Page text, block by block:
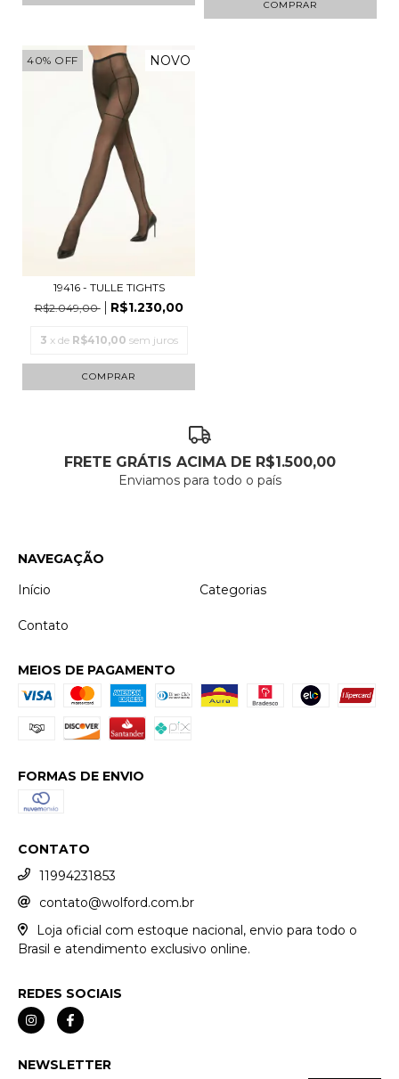
COMPRAR
40% OFF NOVO
19416 - TULLE TIGHTS
R$2.049,00
R$1.230,00
3 x de R$410,00 sem juros
COMPRAR
FRETE GRÁTIS ACIMA DE R$1.500,00
Enviamos para todo o país
NAVEGAÇÃO
Início
Categorias
Contato
MEIOS DE PAGAMENTO
FORMAS DE ENVIO
CONTATO
11994231853
contato@wolford.com.br
Loja oficial com estoque nacional, envio para todo o
Brasil e atendimento exclusivo online.
REDES SOCIAIS
NEWSLETTER